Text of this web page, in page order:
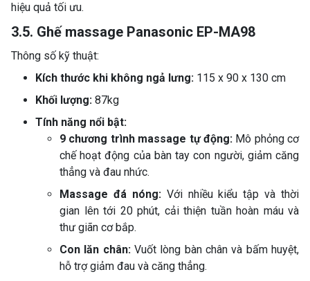
hiệu quả tối ưu.
3.5. Ghế massage Panasonic EP-MA98
Thông số kỹ thuật:
Kích thước khi không ngả lưng: 115 x 90 x 130 cm
Khối lượng: 87kg
Tính năng nổi bật:
9 chương trình massage tự động:Mô phỏng cơ
chế hoạt động của bàn tay con người, giảm căng
thẳng và đau nhức.
Massage đá nóng:Với nhiều kiểu tập và thời
gian lên tới 20 phút, cải thiện tuần hoàn máu và
thư giãn cơ bắp.
Con lăn chân: Vuốt lòng bàn chân và bấm huyệt,
hỗ trợ giảm đau và căng thẳng.